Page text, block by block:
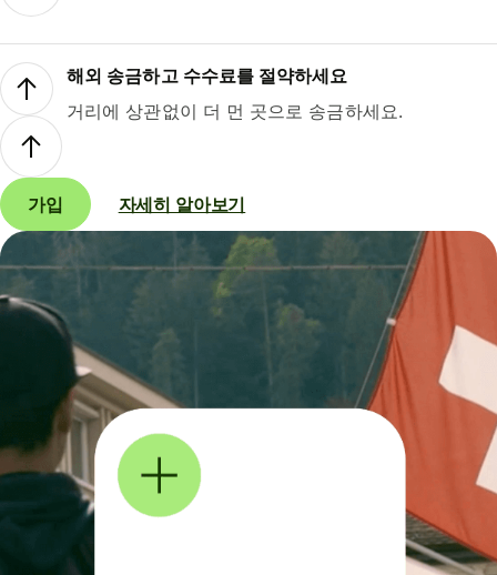
해외 송금하고 수수료를 절약하세요
거리에 상관없이 더 먼 곳으로 송금하세요.
가입 자세히 알아보기